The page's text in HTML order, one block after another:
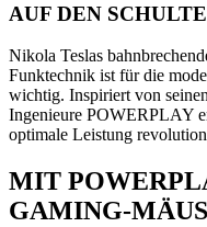
AUF DEN
Nikola Teslas
Funktechnik ist für die
wichtig. Inspiriert von
Ingenieure POWERPLAY
optimale Leistung
MIT
GAMING-